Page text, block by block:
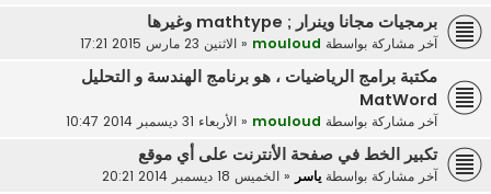
برمجيات مجانا وينرار ; mathtype وغيرها
آخر مشاركة بواسطة mouloud
« الاثنين 23 مارس 2015 17:21
مكتبة برامج الرياضيات ، هو برنامج الهندسة و التحليل
MatWord
آخر مشاركة بواسطة mouloud
« الأربعاء 31 ديسمبر 2014 10:47
تكبير الخط في صفحة الأنترنت على أي موقع
آخر مشاركة بواسطة ياسر « الخميس 18 ديسمبر 2014 20:21